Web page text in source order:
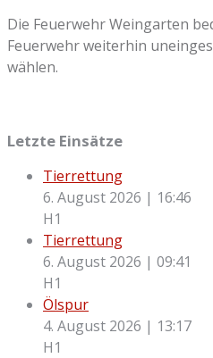
Die Feuerwehr Weingarten
Feuerwehr weiterhin
wählen.
Letzte Einsätze
Tierrettung
6. August 2026 | 16:46
H1
Tierrettung
6. August 2026 | 09:41
H1
Ölspur
4. August 2026 | 13:17
H1